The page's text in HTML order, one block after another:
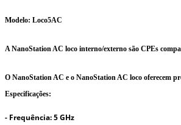
Modelo: Loco5AC
A NanoStation AC loco interno/externo são CPEs
O NanoStation AC e o NanoStation AC loco oferecem
Especificações:
- Frequência:5 GHz